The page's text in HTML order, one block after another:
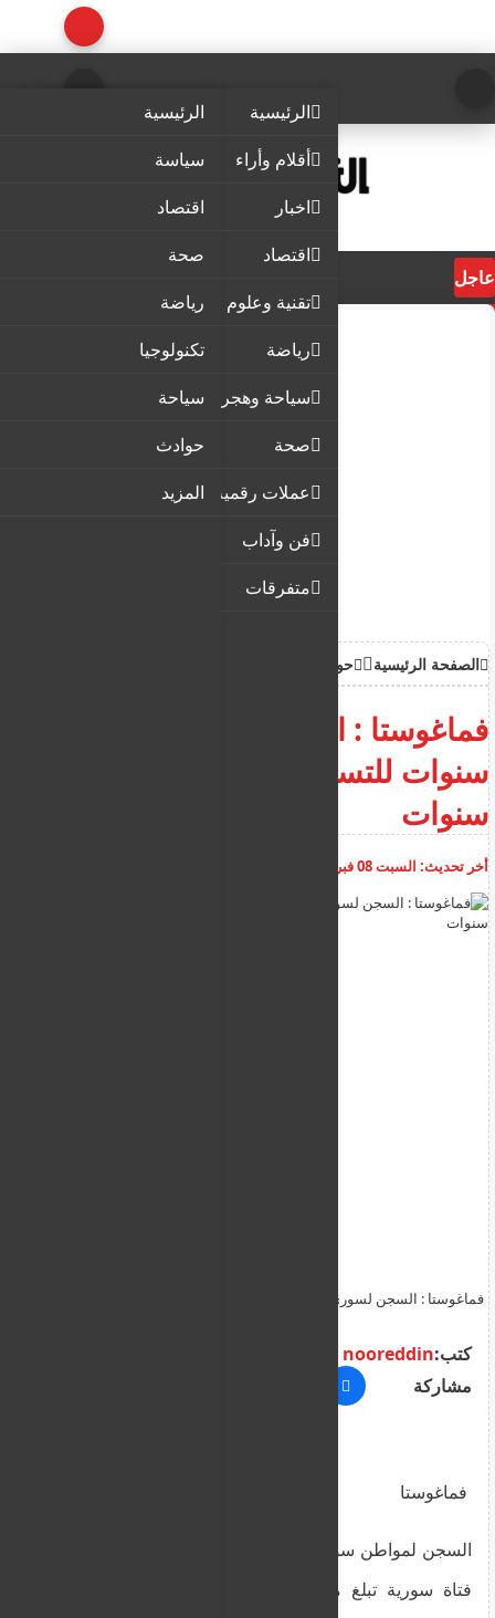
الرئيسية
أقلام وأراء
اخبار
اقتصاد
تقنية وعلوم
رياضة
سياحة وهجرة
صحة
عملات رقمية
فن وآداب
متفرقات
الرئيسية
سياسة
اقتصاد
صحة
رياضة
تكنولوجيا
سياحة
حوادث
المزيد
عاجل
الصفحة الرئيسية حوادث
سنوات
أخر تحديث: السبت 08 فبراير 2025
فماغوستا : السجن لسوري 3 سنوات للتسبب بوفاة طفلة تبلغ 3 سنوات
كتب:nooreddin
مشاركة
فماغوستا
السجن لمواطن سوري ثلاث سنوات للتسبب في وفاة
فتاة سورية تبلغ من العمر ثلاث سنوات على متن